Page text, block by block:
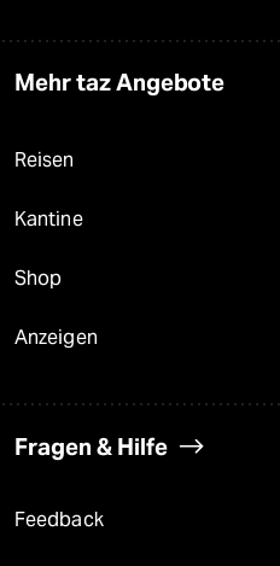
Mehr taz Angebote
Reisen
Kantine
Shop
Anzeigen
Fragen & Hilfe
Feedback